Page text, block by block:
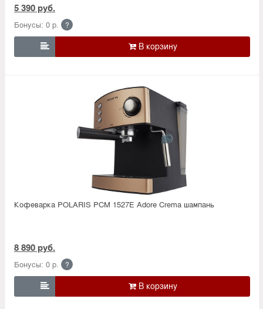
5 390 руб.
Бонусы: 0 р. ?

Кофеварка POLARIS PCM 1527E Adore Crema шампань
8 890 руб.
Бонусы: 0 р. ?
